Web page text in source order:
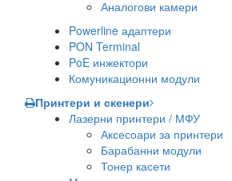
Аналогови камери
Powerline адаптери
PON Terminal
PoE инжектори
Комуникационни модули
Принтери и скенери
Лазерни принтери / МФУ
Аксесоари за принтери
Барабанни модули
Тонер касети